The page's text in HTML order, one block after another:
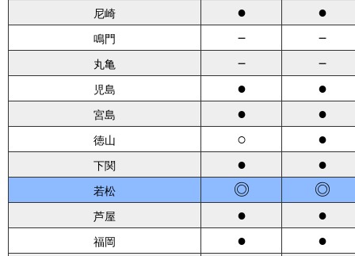
尼崎 ● ●
鳴門 － －
丸亀 － －
児島 ● ●
宮島 ● ●
徳山 ○ ●
下関 ● ●
若松 ◎ ◎
芦屋 ● ●
福岡 ● ●